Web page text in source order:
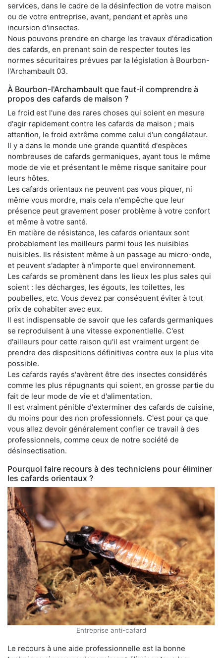
services, dans le cadre de la désinfection de votre maison
ou de votre entreprise, avant, pendant et après une
incursion d'insectes.
Nous pouvons prendre en charge les travaux d'éradication
des cafards, en prenant soin de respecter toutes les
normes sécuritaires prévues par la législation à Bourbon-
l'Archambault 03.
À Bourbon-l'Archambault que faut-il comprendre à
propos des cafards de maison ?
Le froid est l'une des rares choses qui soient en mesure
d'agir rapidement contre les cafards de maison ; mais
attention, le froid extrême comme celui d'un congélateur.
Il y a dans le monde une grande quantité d'espèces
nombreuses de cafards germaniques, ayant tous le même
mode de vie et présentant le même risque sanitaire pour
leurs hôtes.
Les cafards orientaux ne peuvent pas vous piquer, ni
même vous mordre, mais cela n'empêche que leur
présence peut gravement poser problème à votre confort
et même à votre santé.
En matière de résistance, les cafards orientaux sont
probablement les meilleurs parmi tous les nuisibles
nuisibles. Ils résistent même à un passage au micro-onde,
et peuvent s'adapter à n'importe quel environnement.
Les cafards se promènent dans les lieux les plus sales qui
soient : les décharges, les égouts, les toilettes, les
poubelles, etc. Vous devez par conséquent éviter à tout
prix de cohabiter avec eux.
Il est indispensable de savoir que les cafards germaniques
se reproduisent à une vitesse exponentielle. C'est
d'ailleurs pour cette raison qu'il est vraiment urgent de
prendre des dispositions définitives contre eux le plus vite
possible.
Les cafards rayés s'avèrent être des insectes considérés
comme les plus répugnants qui soient, en grosse partie du
fait de leur mode de vie et d'alimentation.
Il est vraiment pénible d'exterminer des cafards de cuisine,
du moins pour des non professionnels. C'est pour ça que
vous allez devoir généralement confier ce travail à des
professionnels, comme ceux de notre société de
désinsectisation.
Pourquoi faire recours à des techniciens pour éliminer
les cafards orientaux ?
Entreprise anti-cafard
Le recours à une aide professionnelle est la bonne